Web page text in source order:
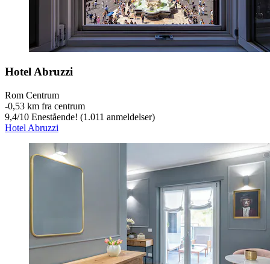
Hotel Abruzzi
Rom Centrum
‐0,53 km fra centrum
9,4/10 Enestående! (1.011 anmeldelser)
Hotel Abruzzi